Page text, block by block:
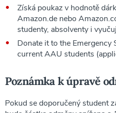
Získá poukaz v hodnotě
Amazon.de nebo
studenty, absolventy i
Donate it to the
current AAU students
Poznámka k úpravě
Pokud se doporučený student